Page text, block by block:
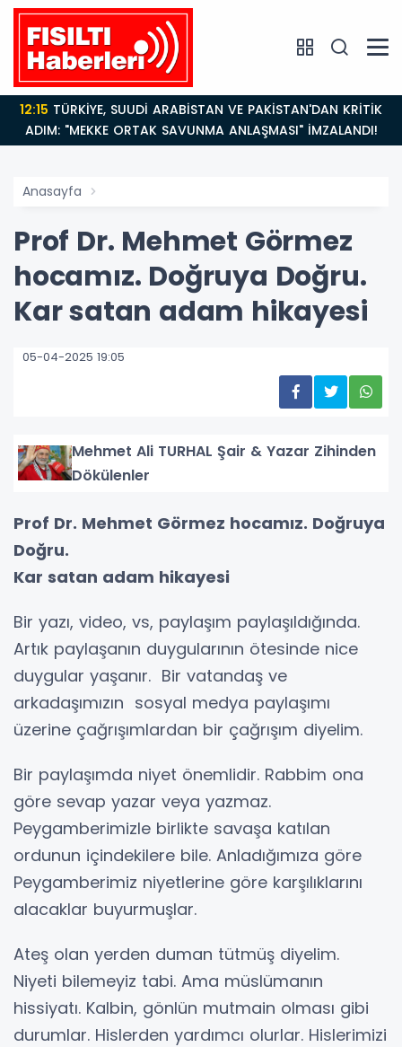
12:15
ADIM: "MEKKE ORTAK SAVUNMA ANLAŞMASI" İMZALANDI!
Anasayfa
Prof Dr. Mehmet Görmez
hocamız. Doğruya Doğru.
Kar satan adam hikayesi
05-04-2025 19:05
Mehmet Ali TURHAL Şair & Yazar Zihinden
Dökülenler
Prof Dr. Mehmet Görmez hocamız. Doğruya
Doğru.
Kar satan adam hikayesi
Bir yazı, video, vs, paylaşım paylaşıldığında.
Artık paylaşanın duygularının ötesinde nice
duygular yaşanır. Bir vatandaş ve
arkadaşımızın sosyal medya paylaşımı
üzerine çağrışımlardan bir çağrışım diyelim.
Bir paylaşımda niyet önemlidir. Rabbim ona
göre sevap yazar veya yazmaz.
Peygamberimizle birlikte savaşa katılan
ordunun içindekilere bile. Anladığımıza göre
Peygamberimiz niyetlerine göre karşılıklarını
alacaklar buyurmuşlar.
Ateş olan yerden duman tütmüş diyelim.
Niyeti bilemeyiz tabi. Ama müslümanın
hissiyatı. Kalbin, gönlün mutmain olması gibi
durumlar. Hislerden yardımcı olurlar. Hislerimizi